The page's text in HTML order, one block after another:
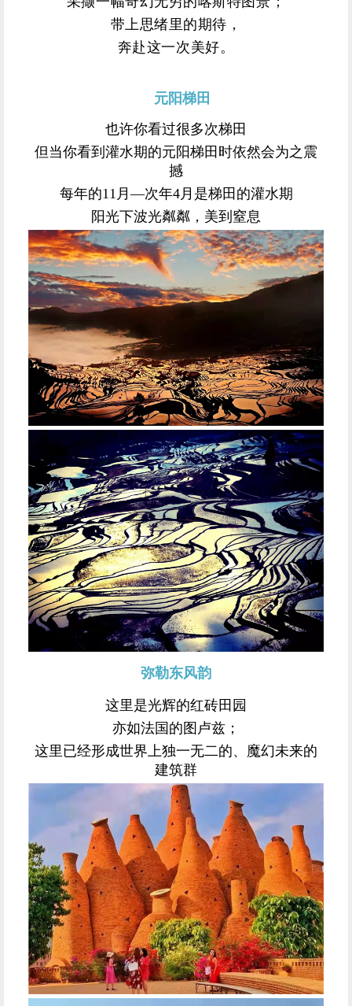
带上思绪里的期待，
奔赴这一次美好。
元阳梯田
也许你看过很多次梯田
但当你看到灌水期的元阳梯田时依然会为之震
撼
每年的11月—次年4月是梯田的灌水期
阳光下波光粼粼，美到窒息
弥勒东风韵
这里是光辉的红砖田园
亦如法国的图卢兹；
这里已经形成世界上独一无二的、魔幻未来的
建筑群